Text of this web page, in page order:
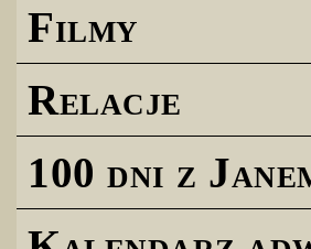
Filmy
Relacje
100 dni z